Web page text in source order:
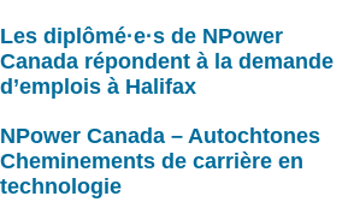
Les diplômé·e·s de NPower
Canada répondent à la demande
d’emplois à Halifax
NPower Canada – Autochtones
Cheminements de carrière en
technologie